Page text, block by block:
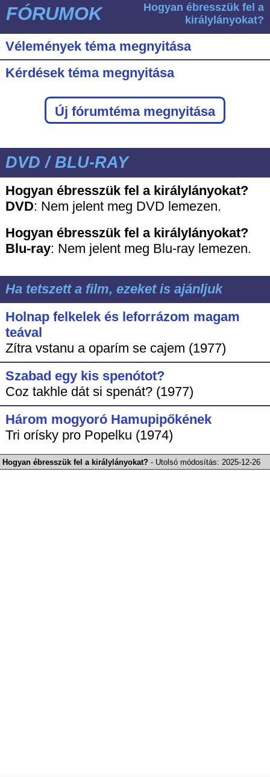
FÓRUMOK
Hogyan ébresszük fel a
királylányokat?
Vélemények téma megnyitása
Kérdések téma megnyitása
Új fórumtéma megnyitása
DVD / BLU-RAY
Hogyan ébresszük fel a királylányokat?
DVD: Nem jelent meg DVD lemezen.
Hogyan ébresszük fel a királylányokat?
Blu-ray: Nem jelent meg Blu-ray lemezen.
Ha tetszett a film, ezeket is ajánljuk
Holnap felkelek és leforrázom magam
teával
Zítra vstanu a oparím se cajem (1977)
Szabad egy kis spenótot?
Coz takhle dát si spenát? (1977)
Három mogyoró Hamupipőkének
Tri orísky pro Popelku (1974)
Hogyan ébresszük fel a királylányokat? - Utolsó módosítás: 2025-12-26